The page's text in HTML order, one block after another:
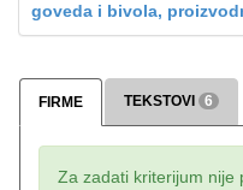
goveda i bivola,
FIRME TEKSTOVI 6
Za zadati kriterijum nije